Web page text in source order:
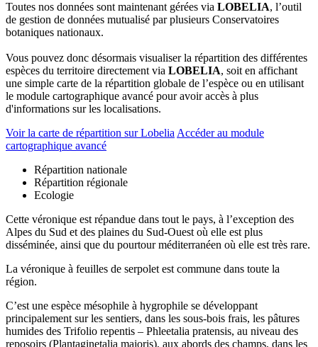
Toutes nos données sont maintenant gérées via LOBELIA, l’outil
de gestion de données mutualisé par plusieurs Conservatoires
botaniques nationaux.
Vous pouvez donc désormais visualiser la répartition des différentes
espèces du territoire directement via LOBELIA, soit en affichant
une simple carte de la répartition globale de l’espèce ou en utilisant
le module cartographique avancé pour avoir accès à plus
d'informations sur les localisations.
Voir la carte de répartition sur Lobelia Accéder au module
cartographique avancé
Répartition nationale
Répartition régionale
Ecologie
Cette véronique est répandue dans tout le pays, à l’exception des
Alpes du Sud et des plaines du Sud-Ouest où elle est plus
disséminée, ainsi que du pourtour méditerranéen où elle est très rare.
La véronique à feuilles de serpolet est commune dans toute la
région.
C’est une espèce mésophile à hygrophile se développant
principalement sur les sentiers, dans les sous-bois frais, les pâtures
humides des Trifolio repentis – Phleetalia pratensis, au niveau des
reposoirs (Plantaginetalia majoris), aux abords des champs, dans les